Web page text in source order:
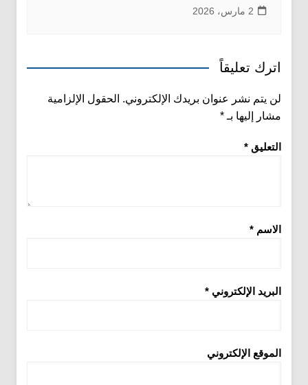
2 مارس، 2026
اترك تعليقاً
لن يتم نشر عنوان بريدك الإلكتروني. الحقول الإلزامية
مشار إليها بـ *
التعليق *
الاسم *
البريد الإلكتروني *
الموقع الإلكتروني